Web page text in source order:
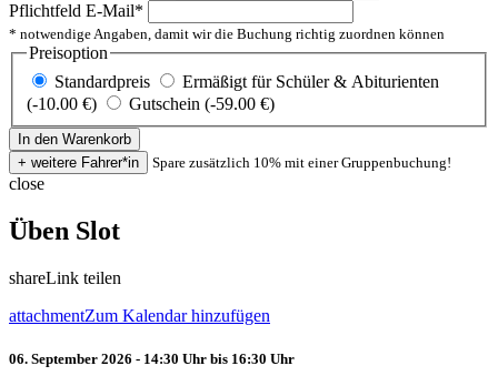
Pflichtfeld E-Mail*
* notwendige Angaben, damit wir die Buchung richtig zuordnen können
Preisoption
Standardpreis
Ermäßigt für Schüler & Abiturienten
(-10.00 €)
Gutschein (-59.00 €)
Spare zusätzlich 10% mit einer Gruppenbuchung!
close
Üben Slot
shareLink teilen
attachmentZum Kalendar hinzufügen
06. September 2026 - 14:30 Uhr bis 16:30 Uhr